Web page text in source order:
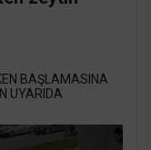
BAŞLAMASINA
UYARIDA